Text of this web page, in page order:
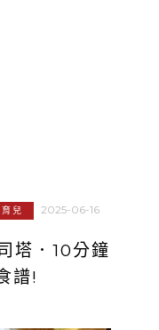
兒 2025-06-16
塔．10分鐘
譜!